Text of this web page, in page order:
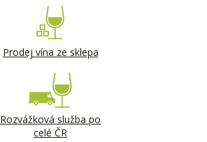
Prodej vína ze sklepa
Rozvážková služba po
celé ČR